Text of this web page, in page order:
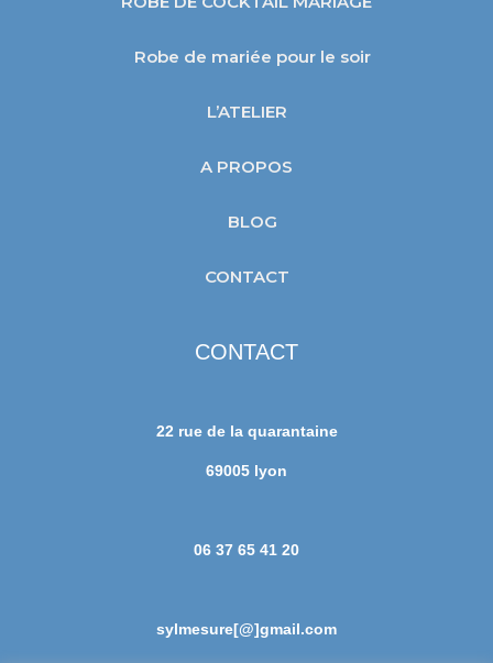
Robe de mariée pour le soir
L’ATELIER
A PROPOS
BLOG
CONTACT
CONTACT
22 rue de la quarantaine
69005 lyon
06 37 65 41 20
sylmesure[@]gmail.com